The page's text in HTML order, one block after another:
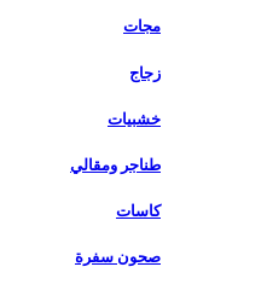
مجات
زجاج
خشبيات
طناجر ومقالي
كاسات
صحون سفرة